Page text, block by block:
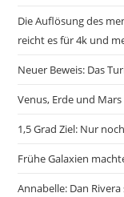
Die Auflösung des
reicht es für 4k und
Neuer Beweis: Das
Venus, Erde und
1,5 Grad Ziel: Nur
Frühe Galaxien
Annabelle: Dan